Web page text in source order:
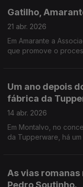
Gatilho,
21 abr. 2026
Em Amarante a Associação Gatilho é
que promove o
Um ano depois
fábrica da
14 abr. 2026
Em Montalvo, no
da Tupperware, há
As vias
Pedro Soutinho.